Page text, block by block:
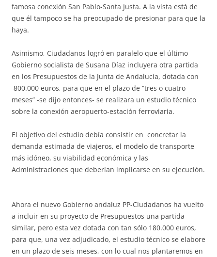
famosa conexión San Pablo-Santa Justa. A la vista está de
que él tampoco se ha preocupado de presionar para que la
haya.
Asimismo, Ciudadanos logró en paralelo que el último
Gobierno socialista de Susana Díaz incluyera otra partida
en los Presupuestos de la Junta de Andalucía, dotada con
800.000 euros, para que en el plazo de “tres o cuatro
meses” -se dijo entonces- se realizara un estudio técnico
sobre la conexión aeropuerto-estación ferroviaria.
El objetivo del estudio debía consistir en concretar la
demanda estimada de viajeros, el modelo de transporte
más idóneo, su viabilidad económica y las
Administraciones que deberían implicarse en su ejecución.
Ahora el nuevo Gobierno andaluz PP-Ciudadanos ha vuelto
a incluir en su proyecto de Presupuestos una partida
similar, pero esta vez dotada con tan sólo 180.000 euros,
para que, una vez adjudicado, el estudio técnico se elabore
en un plazo de seis meses, con lo cual nos plantaremos en